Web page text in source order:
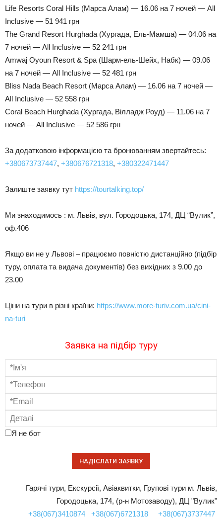
Life Resorts Coral Hills (Марса Алам) — 16.06 на 7 ночей — All
Inclusive — 51 941 грн
The Grand Resort Hurghada (Хургада, Ель-Мамша) — 04.06 на
7 ночей — All Inclusive — 52 241 грн
Amwaj Oyoun Resort & Spa (Шарм-ель-Шейх, Набк) — 09.06
на 7 ночей — All Inclusive — 52 481 грн
Bliss Nada Beach Resort (Марса Алам) — 16.06 на 7 ночей —
All Inclusive — 52 558 грн
Coral Beach Hurghada (Хургада, Вілладж Роуд) — 11.06 на 7
ночей — All Inclusive — 52 586 грн
За додатковою інформацією та бронюванням звертайтесь:
+380673737447, +380676721318, +380322471447
Залиште заявку тут https://tourtalking.top/
Ми знаходимось : м. Львів, вул. Городоцька, 174, ДЦ “Вулик”,
оф.406
Якщо ви не у Львові – працюємо повністю дистанційно (підбір
туру, оплата та видача документів) без вихідних з 9.00 до
23.00
Ціни на тури в різні країни: https://www.more-turiv.com.ua/cini-
na-turi
Заявка на підбір туру
Я не бот
Гарячі тури, Екскурсії, Авіаквитки, Групові тури м. Львів,
Городоцька, 174, (р-н Мотозаводу), ДЦ "Вулик"
+38(067)3410874
+38(067)6721318
+38(067)3737447